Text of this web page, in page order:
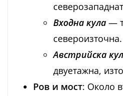
Входна кула —
североизточна.
Австрийска
двуетажна,
Ров и мост: Около